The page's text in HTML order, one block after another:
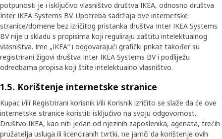
potpunosti je i isključivo vlasništvo društva IKEA, odnosno društva
Inter IKEA Systems BV. Upotreba sadržaja ove internetske
stranice/domene bez izričitog pristanka društva Inter IKEA Systems
BV nije u skladu s propisima koji reguliraju zaštitu intelektualnog
vlasništva. Ime „IKEA“ i odgovarajući grafički prikaz također su
registrirani žigovi društva Inter IKEA Systems BV i podliježu
odredbama propisa koji štite intelektualno vlasništvo.
1.5. Korištenje internetske stranice
Kupac i/ili Registrirani korisnik i/ili Korisnik izričito se slaže da će ove
internetske stranice koristiti isključivo na svoju odgovornost.
Društvo IKEA, kao niti jedan od njezinih zaposlenika, agenata, trećih
pružatelja usluga ili licenciranih tvrtki, ne jamči da korištenje ovih